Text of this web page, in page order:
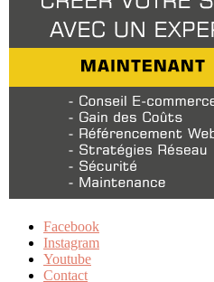
Facebook
Instagram
Youtube
Contact